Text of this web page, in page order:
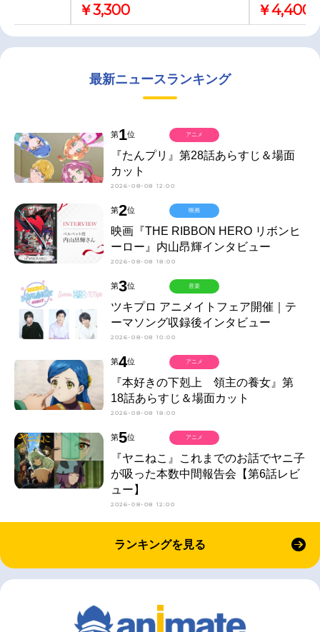
￥3,300 ￥4,400
最新ニュースランキング
第1位
『たんプリ』第28話あらすじ＆場面
カット
2026-08-08 12:00
アニメ
第2位
映画『THE RIBBON HERO リボンヒ
ーロー』内山昂輝インタビュー
2026-08-08 18:00
映画
第3位
ツキプロ アニメイトフェア開催｜テ
ーマソング収録後インタビュー
2026-08-08 10:00
音楽
第4位
『本好きの下剋上 領主の養女』第
18話あらすじ＆場面カット
2026-08-08 18:00
アニメ
第5位
『ヤニねこ』これまでのお話でヤニ子
が吸った本数中間報告会【第6話レビ
ュー】
2026-08-08 12:00
アニメ
ランキングを見る